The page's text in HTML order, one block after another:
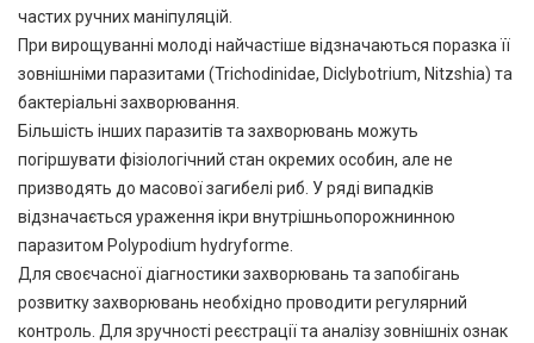
частих ручних маніпуляцій.
При вирощуванні молоді найчастіше відзначаються поразка її
зовнішніми паразитами (Trichodinidae, Diclybotrium, Nitzshia) та
бактеріальні захворювання.
Більшість інших паразитів та захворювань можуть
погіршувати фізіологічний стан окремих особин, але не
призводять до масової загибелі риб. У ряді випадків
відзначається ураження ікри внутрішньопорожнинною
паразитом Polypodium hydryformе.
Для своєчасної діагностики захворювань та запобігань
розвитку захворювань необхідно проводити регулярний
контроль. Для зручності реєстрації та аналізу зовнішніх ознак